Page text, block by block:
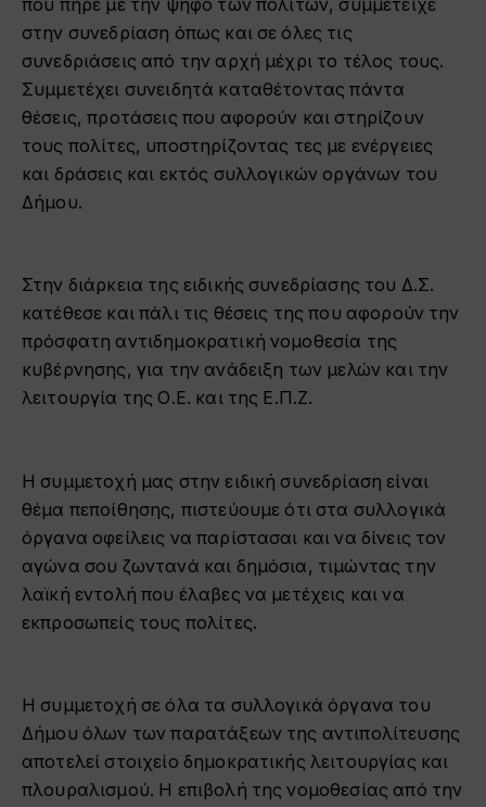
που πήρε με την ψήφο των πολιτών, συμμετείχε
στην συνεδρίαση όπως και σε όλες τις
συνεδριάσεις από την αρχή μέχρι το τέλος τους.
Συμμετέχει συνειδητά καταθέτοντας πάντα
θέσεις, προτάσεις που αφορούν και στηρίζουν
τους πολίτες, υποστηρίζοντας τες με ενέργειες
και δράσεις και εκτός συλλογικών οργάνων του
Δήμου.
Στην διάρκεια της ειδικής συνεδρίασης του Δ.Σ.
κατέθεσε και πάλι τις θέσεις της που αφορούν την
πρόσφατη αντιδημοκρατική νομοθεσία της
κυβέρνησης, για την ανάδειξη των μελών και την
λειτουργία της Ο.Ε. και της Ε.Π.Ζ.
Η συμμετοχή μας στην ειδική συνεδρίαση είναι
θέμα πεποίθησης, πιστεύουμε ότι στα συλλογικά
όργανα οφείλεις να παρίστασαι και να δίνεις τον
αγώνα σου ζωντανά και δημόσια, τιμώντας την
λαϊκή εντολή που έλαβες να μετέχεις και να
εκπροσωπείς τους πολίτες.
Η συμμετοχή σε όλα τα συλλογικά όργανα του
Δήμου όλων των παρατάξεων της αντιπολίτευσης
αποτελεί στοιχείο δημοκρατικής λειτουργίας και
πλουραλισμού. Η επιβολή της νομοθεσίας από την